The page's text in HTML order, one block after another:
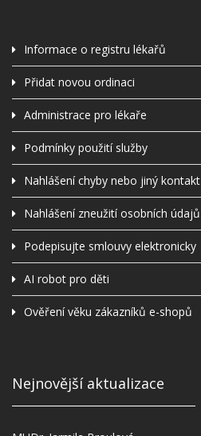
Informace o registru lékařů
Přidat novou ordinaci
Administrace pro lékaře
Podmínky použití služby
Nahlášení chyby nebo jiný kontakt
Nahlášení zneužití osobních údajů
Podepisujte smlouvy elektronicky
AI robot pro děti
Ověření věku zákazníků e-shopů
Nejnovější aktualizace